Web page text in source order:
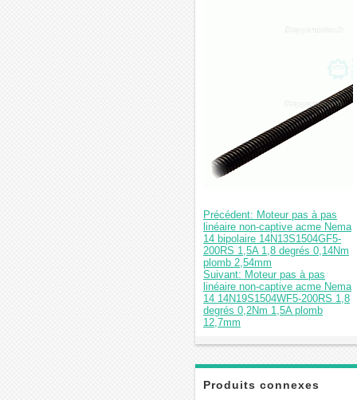
Précédent: Moteur pas à pas
linéaire non-captive acme Nema
14 bipolaire 14N13S1504GF5-
200RS 1,5A 1,8 degrés 0,14Nm
plomb 2,54mm
Suivant: Moteur pas à pas
linéaire non-captive acme Nema
14 14N19S1504WF5-200RS 1,8
degrés 0,2Nm 1,5A plomb
12,7mm
Produits connexes